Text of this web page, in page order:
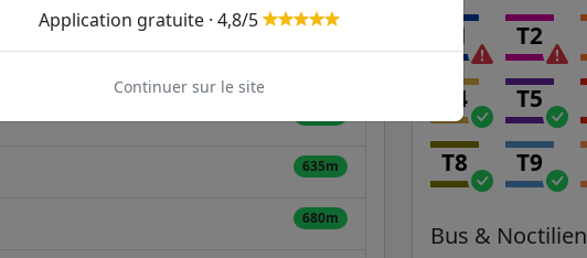
524m
635m
680m
T1 T2
T4 T5
T8 T9
Bus & Noctilien
Application gratuite · 4,8/5
Continuer sur le site